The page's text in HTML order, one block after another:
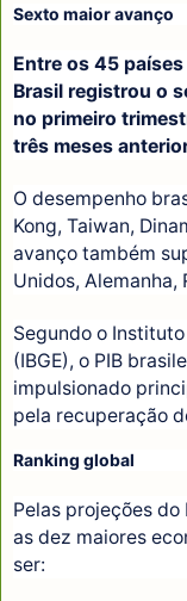
Sexto maior avanço
Entre os 45
Brasil registrou o
no primeiro
três meses
O desempenho
Kong, Taiwan,
avanço também
Unidos, Alemanha,
Segundo o
(IBGE), o PIB
impulsionado
pela recuperação
Ranking global
Pelas projeções
as dez maiores
ser: